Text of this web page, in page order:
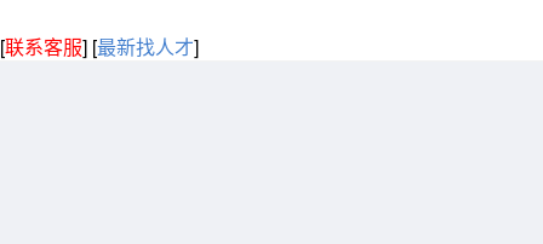
[联系客服] [最新找人才]